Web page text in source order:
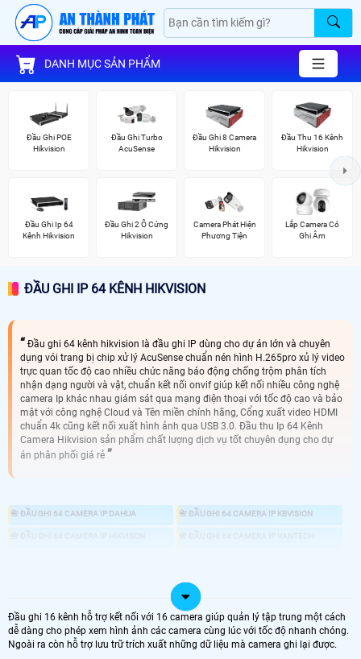
DANH MỤC SẢN PHẨM
Đầu Ghi POE
Hikvision
Đầu Ghi Turbo
AcuSense
Đầu Ghi 8 Camera
Hikvision
Đầu Thu 16 Kênh
Hikvision
Đầu Ghi Ip 64
Kênh Hikvision
Đầu Ghi 2 Ổ Cứng
Hikvision
Camera Phát Hiện
Phương Tiện
Lắp Camera Có
Ghi Âm
ĐẦU GHI IP 64 KÊNH HIKVISION
Đầu ghi 64 kênh hikvision là đầu ghi IP dùng cho dự án lớn và chuyên
dụng vói trang bị chip xử lý AcuSense chuẩn nén hình H.265pro xủ lý video
trực quan tốc độ cao nhiều chức năng báo động chống trộm phân tích
nhận dạng người và vật, chuẩn kết nối onvif giúp kết nối nhiều công nghệ
camera Ip khác nhau giám sát qua mạng điện thoại với tốc độ cao và bảo
mật với công nghệ Cloud và Tên miền chính hãng, Cổng xuất video HDMI
chuẩn 4k cũng kết nối xuất hình ảnh qua USB 3.0. Đầu thu Ip 64 Kênh
Camera Hikvision sản phẩm chất lượng dịch vụ tốt chuyên dụng cho dự
án phân phối giá rẻ
📇 ĐẦU GHI 64 CAMERA IP DAHUA 📇 ĐẦU GHI 64 CAMERA IP KBVISION
Đầu Thu 64 camera Ip Thường sử dụng cho những dự án lớn. Nhà mày, tòa
nhà , văn phòng lớn, chung cư cao cấp, nhà xưởng. giải pháp sử dụng đầu ghi
hình 64 kênh Hikvision IP ngày nay cũng it sử dụng hơn. Thay vào dó thường
Đầu ghi 16 kênh hỗ trợ kết nối với 16 camera giúp quản lý tập trung một cách
dễ dàng cho phép xem hình ảnh các camera cùng lúc với tốc độ nhanh chóng.
Ngoài ra còn hỗ trợ lưu trữ trích xuất những dữ liệu mà camera ghi lại được.